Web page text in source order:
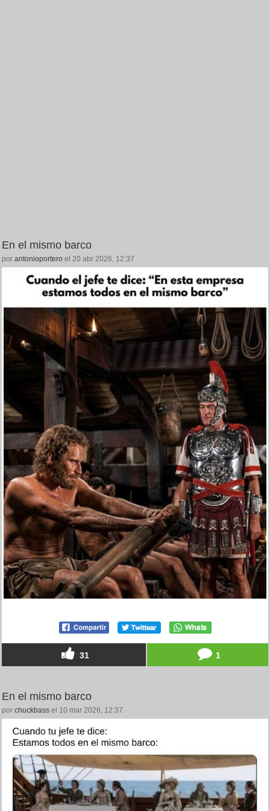
En el mismo barco
por antonioportero el 20 abr 2026, 12:37
31 1
En el mismo barco
por chuckbass el 10 mar 2026, 12:37